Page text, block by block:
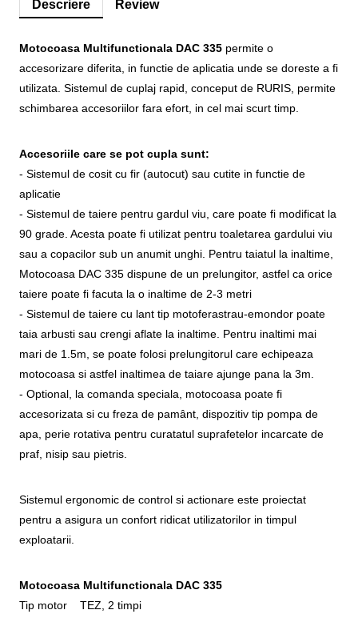
Descriere Review
Motocoasa Multifunctionala DAC 335 permite o
accesorizare diferita, in functie de aplicatia unde se doreste a fi
utilizata. Sistemul de cuplaj rapid, conceput de RURIS, permite
schimbarea accesoriilor fara efort, in cel mai scurt timp.
Accesoriile care se pot cupla sunt:
- Sistemul de cosit cu fir (autocut) sau cutite in functie de
aplicatie
- Sistemul de taiere pentru gardul viu, care poate fi modificat la
90 grade. Acesta poate fi utilizat pentru toaletarea gardului viu
sau a copacilor sub un anumit unghi. Pentru taiatul la inaltime,
Motocoasa DAC 335 dispune de un prelungitor, astfel ca orice
taiere poate fi facuta la o inaltime de 2-3 metri
- Sistemul de taiere cu lant tip motoferastrau-emondor poate
taia arbusti sau crengi aflate la inaltime. Pentru inaltimi mai
mari de 1.5m, se poate folosi prelungitorul care echipeaza
motocoasa si astfel inaltimea de taiare ajunge pana la 3m.
- Optional, la comanda speciala, motocoasa poate fi
accesorizata si cu freza de pamânt, dispozitiv tip pompa de
apa, perie rotativa pentru curatatul suprafetelor incarcate de
praf, nisip sau pietris.
Sistemul ergonomic de control si actionare este proiectat
pentru a asigura un confort ridicat utilizatorilor in timpul
exploatarii.
Motocoasa Multifunctionala DAC 335
Tip motor TEZ, 2 timpi